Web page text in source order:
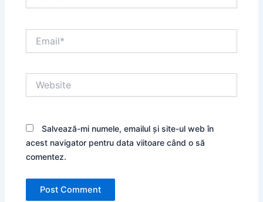
Salvează-mi numele, emailul și site-ul web în
acest navigator pentru data viitoare când o să
comentez.